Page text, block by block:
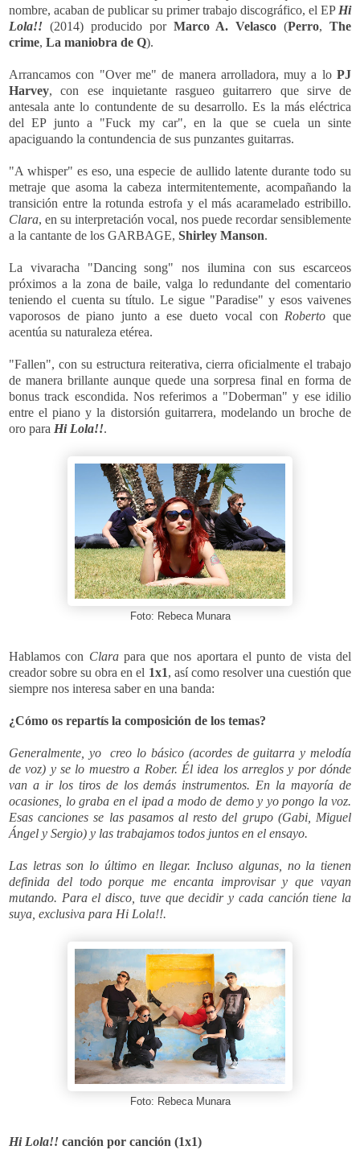
nombre, acaban de publicar su primer trabajo discográfico, el EPHi
Lola!! (2014) producido por Marco A. Velasco (Perro, The
crime, La maniobra de Q).
Arrancamos con "Over me" de manera arrolladora, muy a lo PJ
Harvey, con ese inquietante rasgueo guitarrero que sirve de
antesala ante lo contundente de su desarrollo. Es la más eléctrica
del EP junto a "Fuck my car", en la que se cuela un sinte
apaciguando la contundencia de sus punzantes guitarras.
"A whisper" es eso, una especie de aullido latente durante todo su
metraje que asoma la cabeza intermitentemente, acompañando la
transición entre la rotunda estrofa y el más acaramelado estribillo.
Clara, en su interpretación vocal, nos puede recordar sensiblemente
a la cantante de los GARBAGE, Shirley Manson.
La vivaracha "Dancing song" nos ilumina con sus escarceos
próximos a la zona de baile, valga lo redundante del comentario
teniendo el cuenta su título. Le sigue "Paradise" y esos vaivenes
vaporosos de piano junto a ese dueto vocal conRoberto que
acentúa su naturaleza etérea.
"Fallen", con su estructura reiterativa, cierra oficialmente el trabajo
de manera brillante aunque quede una sorpresa final en forma de
bonus track escondida. Nos referimos a "Doberman" y ese idilio
entre el piano y la distorsión guitarrera, modelando un broche de
oro para Hi Lola!!.
Foto: Rebeca Munara
Hablamos con Clarapara que nos aportara el punto de vista del
creador sobre su obra en el 1x1, así como resolver una cuestión que
siempre nos interesa saber en una banda:
¿Cómo os repartís la composición de los temas?
Generalmente, yo creo lo básico (acordes de guitarra y melodía
de voz) y se lo muestro a Rober. Él idea los arreglos y por dónde
van a ir los tiros de los demás instrumentos. En la mayoría de
ocasiones, lo graba en el ipad a modo de demo y yo pongo la voz.
Esas canciones se las pasamos al resto del grupo (Gabi, Miguel
Ángel y Sergio) y las trabajamos todos juntos en el ensayo.
Las letras son lo último en llegar. Incluso algunas, no la tienen
definida del todo porque me encanta improvisar y que vayan
mutando. Para el disco, tuve que decidir y cada canción tiene la
suya, exclusiva para Hi Lola!!.
Foto: Rebeca Munara
Hi Lola!! canción por canción (1x1)